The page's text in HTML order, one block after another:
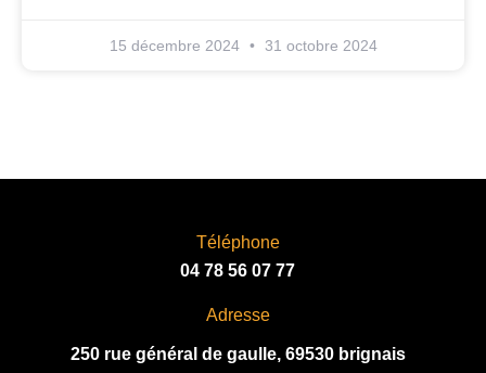
15 décembre 2024 31 octobre 2024
Téléphone
04 78 56 07 77
Adresse
250 rue général de gaulle, 69530 brignais